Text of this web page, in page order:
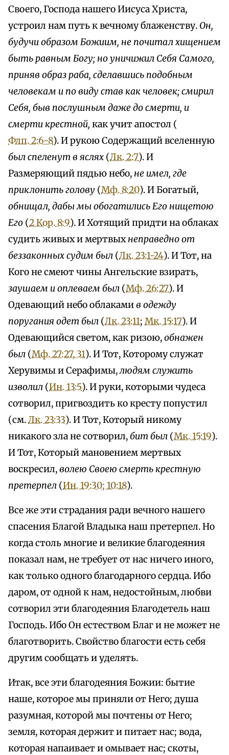
Своего, Господа нашего Иисуса Христа,
устроил нам путь к вечному блаженству. Он,
будучи образом Божиим, не почитал хищением
быть равным Богу; но уничижил Себя Самого,
приняв образ раба, сделавшись подобным
человекам и по виду став как человек; смирил
Себя, быв послушным даже до смерти, и
смерти крестной, как учит апостол (
Флп. 2:6-8). И рукою Содержащий вселенную
был спеленут в яслях (Лк. 2:7). И
Размеряющий пядью небо, не имел, где
приклонить голову (Мф. 8:20). И Богатый,
обнищал, дабы мы обогатились Его нищетою
Его (2 Кор. 8:9). И Хотящий придти на облаках
судить живых и мертвыхнеправедно от
беззаконных судим был (Лк. 23:1-24). И Тот, на
Кого не смеют чины Ангельские взирать,
заушаем и оплеваем был (Мф. 26:27). И
Одевающий небо облакамив одежду
поругания одет был (Лк. 23:11; Мк. 15:17). И
Одевающийся светом, как ризою,обнажен
был (Мф. 27:27, 31). И Тот, Которому служат
Херувимы и Серафимы,людям служить
изволил (Ин. 13:5). И руки, которыми чудеса
сотворил, пригвоздить ко кресту попустил
(см.Лк. 23:33). И Тот, Который никому
никакого зла не сотворил,бит был (Мк. 15:19).
И Тот, Который мановением мертвых
воскресил,волею Своею смерть крестную
претерпел (Ин. 19:30; 10:18).
Все же эти страдания ради вечного нашего
спасения Благой Владыка наш претерпел. Но
когда столь многие и великие благодеяния
показал нам, не требует от нас ничего иного,
как только одного благодарного сердца. Ибо
даром, от одной к нам, недостойным, любви
сотворил эти благодеяния Благодетель наш
Господь. Ибо Он естеством Благ и не может не
благотворить. Свойство благости есть себя
другим сообщать и уделять.
Итак, все эти благодеяния Божии: бытие
наше, которое мы приняли от Него; душа
разумная, которой мы почтены от Него;
земля, которая держит и питает нас; вода,
которая напаивает и омывает нас; скоты,